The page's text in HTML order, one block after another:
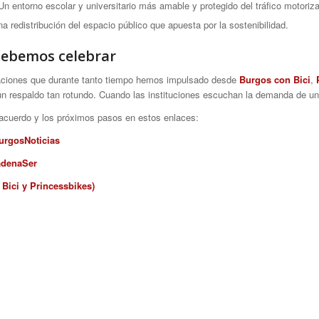
entorno escolar y universitario más amable y protegido del tráfico
redistribución del espacio público que apuesta por la sostenibilidad.
celebrar
que durante tanto tiempo hemos impulsado desde Burgos con Bici,
respaldo tan rotundo. Cuando las instituciones escuchan la demanda de
y los próximos pasos en estos enlaces:
y Princessbikes)